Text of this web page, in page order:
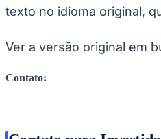
texto no idioma original,
Ver a versão original em
Contato: